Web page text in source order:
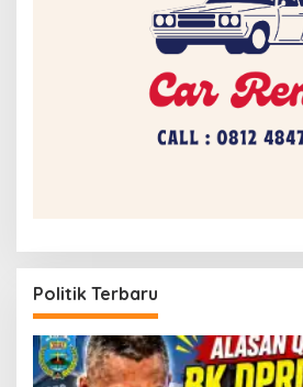
Politik Terbaru